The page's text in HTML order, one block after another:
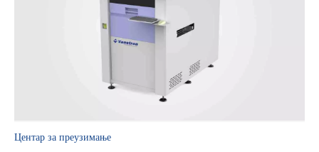
Центар за преузимање